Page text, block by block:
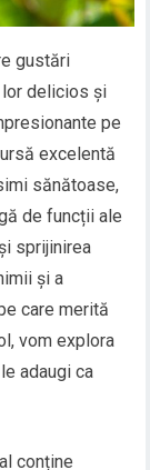
gustări
lor delicios și
pe
excelentă
sănătoase,
de funcții ale
sprijinirea
și a
care merită
vom explora
adaugi ca
conține